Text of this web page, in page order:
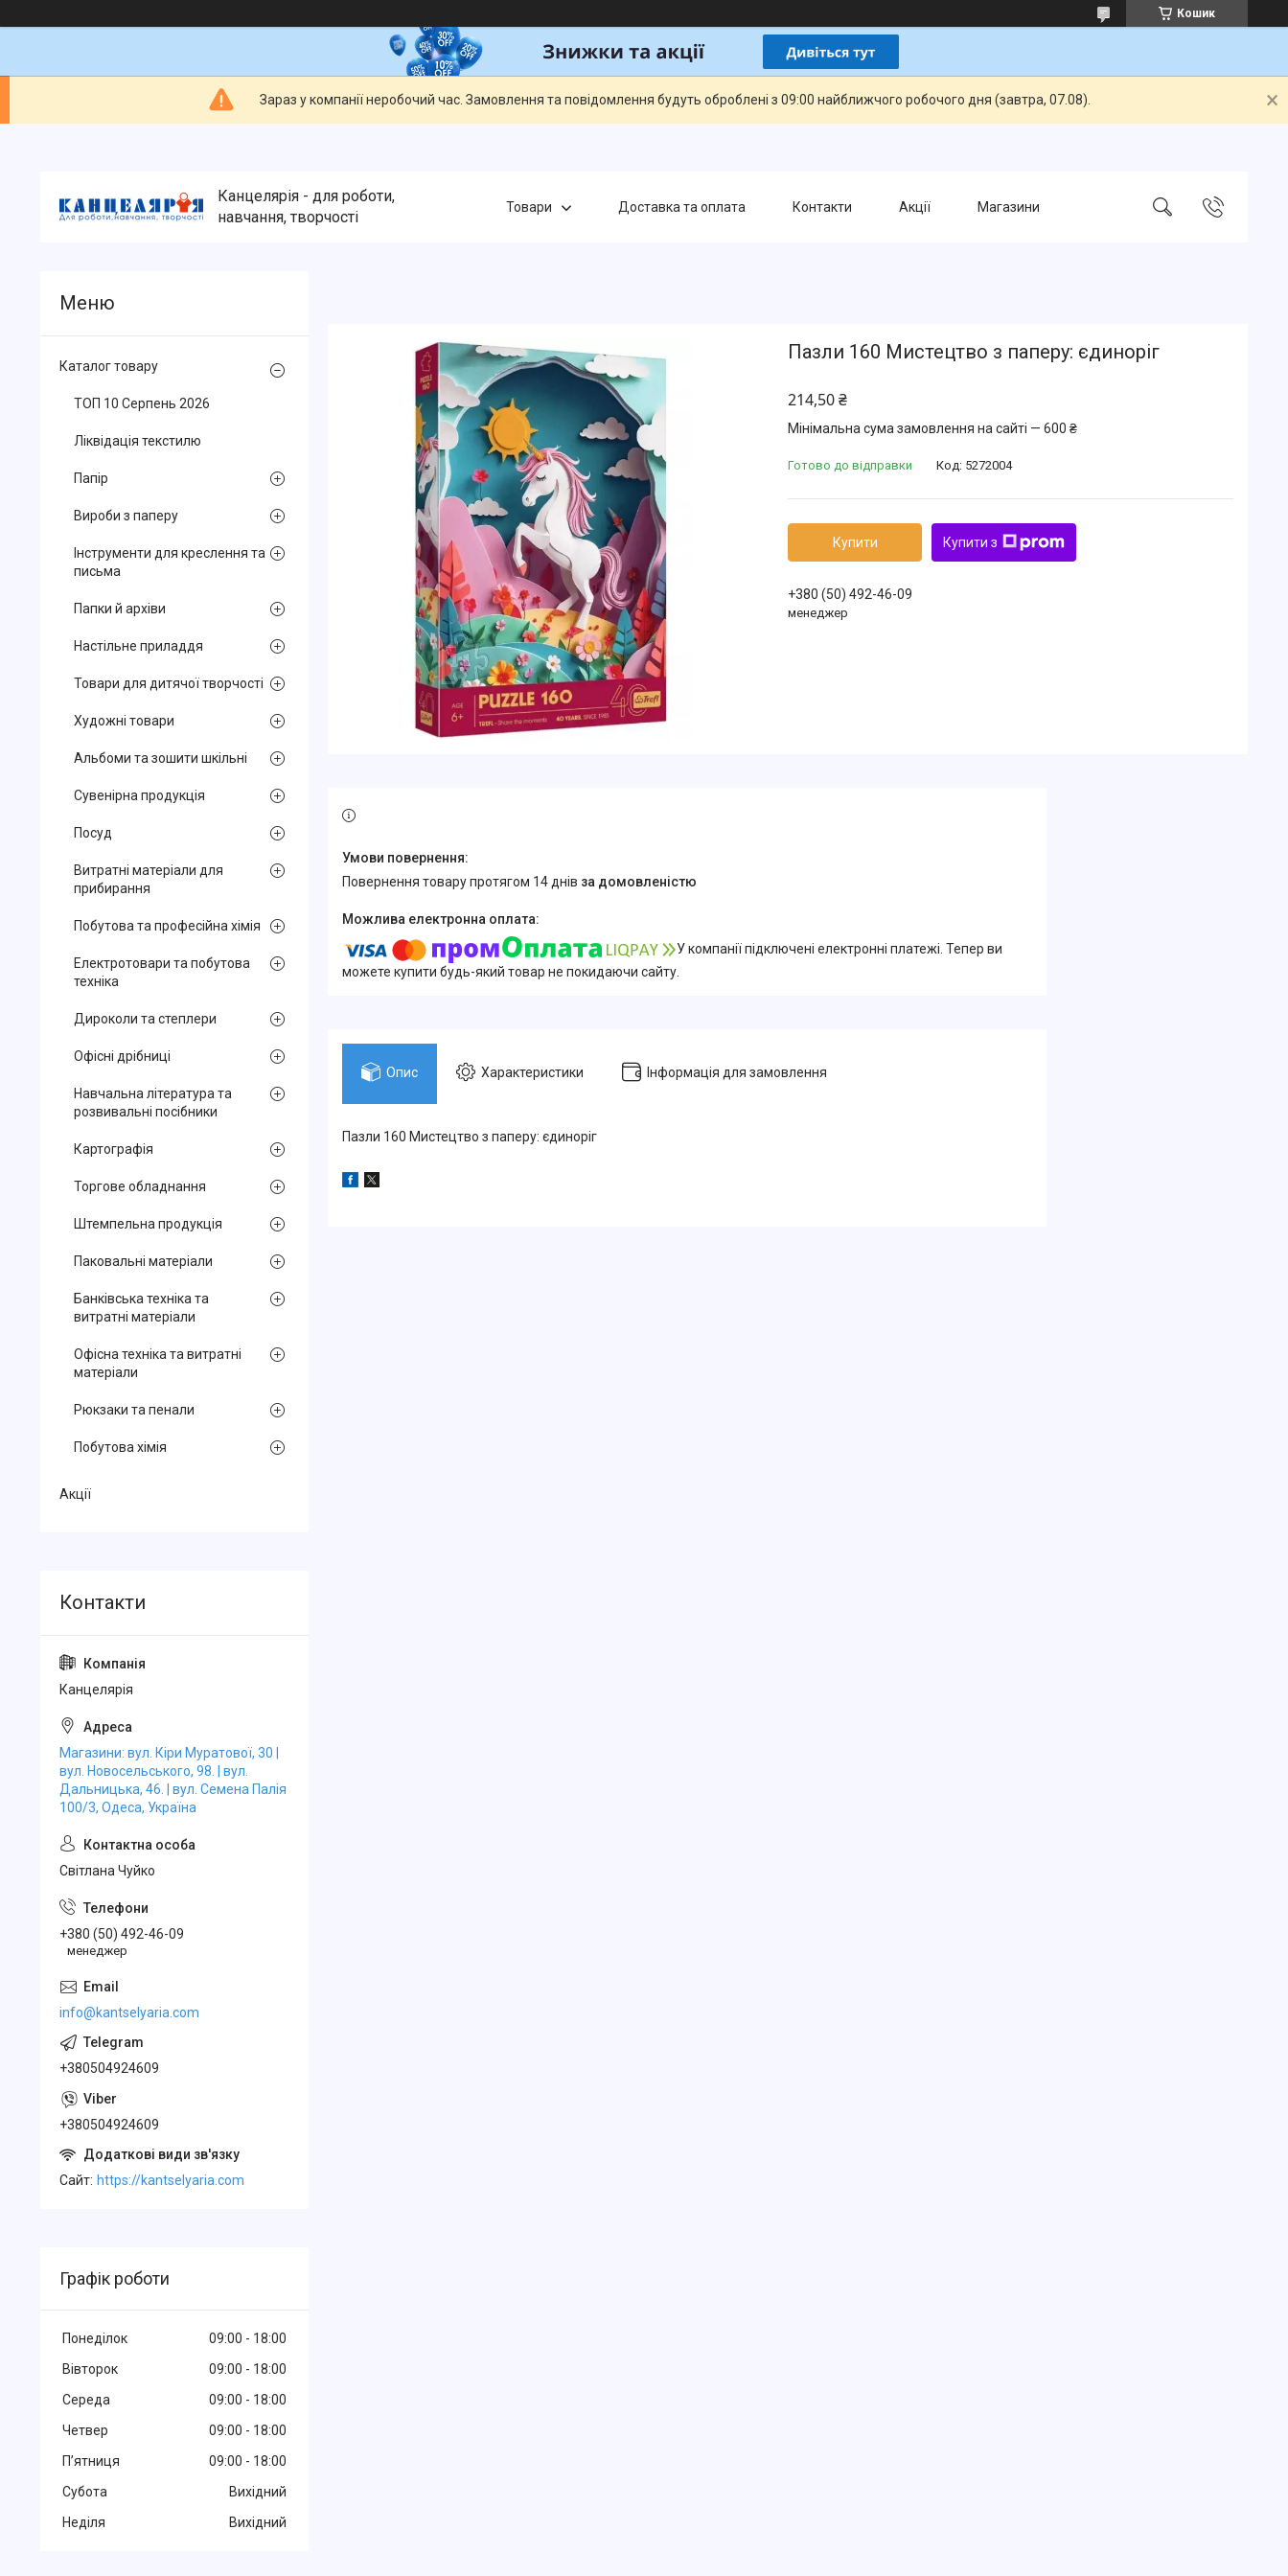
Кошик
Зараз у компанії неробочий час. Замовлення та повідомлення будуть оброблені з 09:00 найближчого робочого дня (завтра, 07.08).
Канцелярія - для роботи,
навчання, творчості
Товари Доставка та оплата Контакти Акції Магазини
Пазли 160 Мистецтво з паперу: єдиноріг
214,50 ₴
Мінімальна сума замовлення на сайті — 600 ₴
Готово до відправки Код: 5272004
Купити Купити з
+380 (50) 492-46-09
менеджер
повернення товару протягом 14 днів за домовленістю
У компанії підключені електронні платежі. Тепер ви
можете купити будь-який товар не покидаючи сайту.
Опис Характеристики Інформація для замовлення
Пазли 160 Мистецтво з паперу: єдиноріг
Каталог товару
ТОП 10 Серпень 2026
Ліквідація текстилю
Папір
Вироби з паперу
Інструменти для креслення та
письма
Папки й архіви
Настільне приладдя
Товари для дитячої творчості
Художні товари
Альбоми та зошити шкільні
Сувенірна продукція
Посуд
Витратні матеріали для
прибирання
Побутова та професійна хімія
Електротовари та побутова
техніка
Дироколи та степлери
Офісні дрібниці
Навчальна література та
розвивальні посібники
Картографія
Торгове обладнання
Штемпельна продукція
Паковальні матеріали
Банківська техніка та
витратні матеріали
Офісна техніка та витратні
матеріали
Рюкзаки та пенали
Побутова хімія
Акції
Канцелярiя
Магазини: вул. Кіри Муратової, 30 |
вул. Новосельського, 98. | вул.
Дальницька, 46. | вул. Семена Палія
100/3, Одеса, Україна
Свiтлана Чуйко
+380 (50) 492-46-09
менеджер
info@kantselyaria.com
+380504924609
+380504924609
Cайт https://kantselyaria.com
Графік роботи
Понеділок 09:00
18:00
Вівторок
09:00
18:00
Середа
09:00
18:00
Четвер
09:00
18:00
Пʼятниця
09:00
18:00
Субота
Вихідний
Неділя
Вихідний